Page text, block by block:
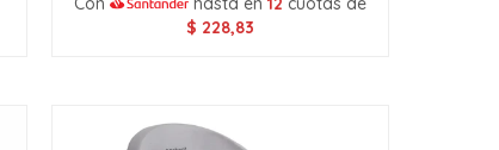
$ 228,83